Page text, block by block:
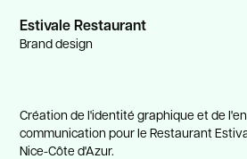
Estivale Restaurant
Brand design
Création de l'identité graphique et de
communication pour le Restaurant
Nice-Côte d'Azur.